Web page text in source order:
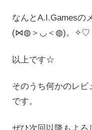
なんとA.I.Gamesの
(⋈◍＞◡＜◍)。✧♡
以上です☆
そのうち何かのレビ
です。